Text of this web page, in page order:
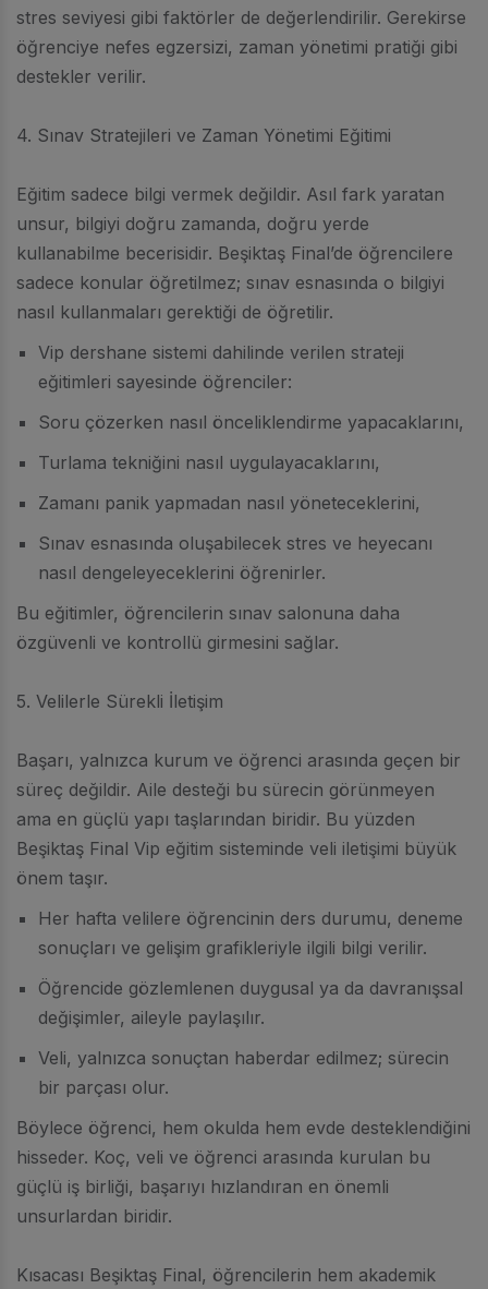
stres seviyesi gibi faktörler de değerlendirilir. Gerekirse
öğrenciye nefes egzersizi, zaman yönetimi pratiği gibi
destekler verilir.
4. Sınav Stratejileri ve Zaman Yönetimi Eğitimi
Eğitim sadece bilgi vermek değildir. Asıl fark yaratan
unsur, bilgiyi doğru zamanda, doğru yerde
kullanabilme becerisidir. Beşiktaş Final’de öğrencilere
sadece konular öğretilmez; sınav esnasında o bilgiyi
nasıl kullanmaları gerektiği de öğretilir.
Vip dershane sistemi dahilinde verilen strateji
eğitimleri sayesinde öğrenciler:
Soru çözerken nasıl önceliklendirme yapacaklarını,
Turlama tekniğini nasıl uygulayacaklarını,
Zamanı panik yapmadan nasıl yöneteceklerini,
Sınav esnasında oluşabilecek stres ve heyecanı
nasıl dengeleyeceklerini öğrenirler.
Bu eğitimler, öğrencilerin sınav salonuna daha
özgüvenli ve kontrollü girmesini sağlar.
5. Velilerle Sürekli İletişim
Başarı, yalnızca kurum ve öğrenci arasında geçen bir
süreç değildir. Aile desteği bu sürecin görünmeyen
ama en güçlü yapı taşlarından biridir. Bu yüzden
Beşiktaş Final Vip eğitim sisteminde veli iletişimi büyük
önem taşır.
Her hafta velilere öğrencinin ders durumu, deneme
sonuçları ve gelişim grafikleriyle ilgili bilgi verilir.
Öğrencide gözlemlenen duygusal ya da davranışsal
değişimler, aileyle paylaşılır.
Veli, yalnızca sonuçtan haberdar edilmez; sürecin
bir parçası olur.
Böylece öğrenci, hem okulda hem evde desteklendiğini
hisseder. Koç, veli ve öğrenci arasında kurulan bu
güçlü iş birliği, başarıyı hızlandıran en önemli
unsurlardan biridir.
Kısacası Beşiktaş Final, öğrencilerin hem akademik